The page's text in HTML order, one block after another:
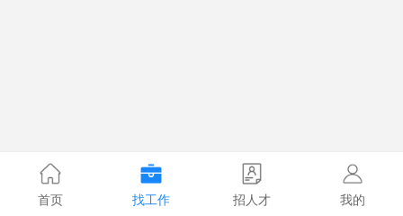
首页 找工作 招人才 我的